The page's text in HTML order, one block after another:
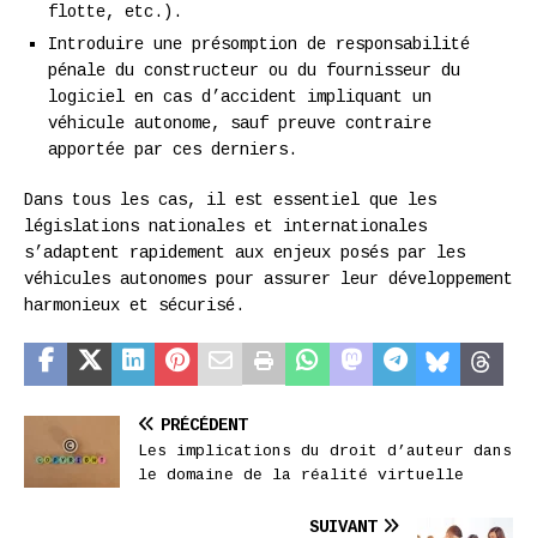
flotte, etc.).
Introduire une présomption de responsabilité
pénale du constructeur ou du fournisseur du
logiciel en cas d’accident impliquant un
véhicule autonome, sauf preuve contraire
apportée par ces derniers.
Dans tous les cas, il est essentiel que les
législations nationales et internationales
s’adaptent rapidement aux enjeux posés par les
véhicules autonomes pour assurer leur développement
harmonieux et sécurisé.
PRÉCÉDENT
Les implications du droit d’auteur dans
le domaine de la réalité virtuelle
SUIVANT